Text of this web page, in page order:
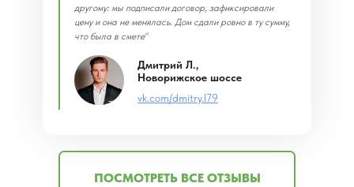
другому: мы подписали договор, зафиксировали
цену и она не менялась. Дом сдали ровно в ту сумму,
что была в смете"
vk.com/dmitry.l79
Дмитрий Л.,
Новорижское шоссе
ПОСМОТРЕТЬ ВСЕ ОТЗЫВЫ